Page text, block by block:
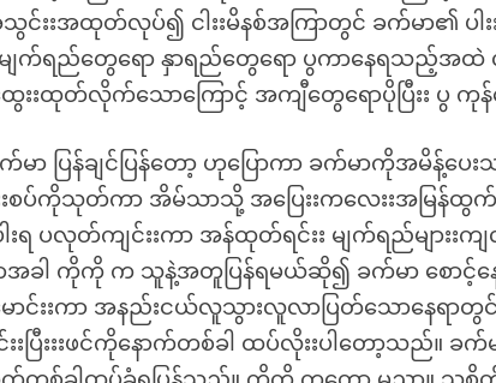
အသွင်းးအထုတ်လုပ်၍ ငါးးမိနစ်အကြာတွင် ခက်မာ၏
က်ရည်တွေရော နှာရည်တွေရော ပွကာနေရသည့်အထဲ
ြန်ထွေးးထုတ်လိုက်သောကြောင့် အကျီတွေရောပိုပြီးး ပွ
ာ ပြန်ချင်ပြန်တော့ ဟုပြောကာ ခက်မာကိုအမိန့်
းးစပ်ကိုသုတ်ကာ အိမ်သာသို့ အပြေးးကလေးးအမြ
းရ ပလုတ်ကျင်းးကာ အန်ထုတ်ရင်းး မျက်ရည်များ
ာအခါ ကိုကို က သူနဲ့အတူပြန်ရမယ်ဆို၍ ခက်မာ စော
ောင်းးကာ အနည်းငယ်လူသွားလူလာပြတ်သောနေရာတွင်
းပြီးးးဖင်ကိုနောက်တစ်ခါ ထပ်လိုးးပါတော့သည်။ ခ